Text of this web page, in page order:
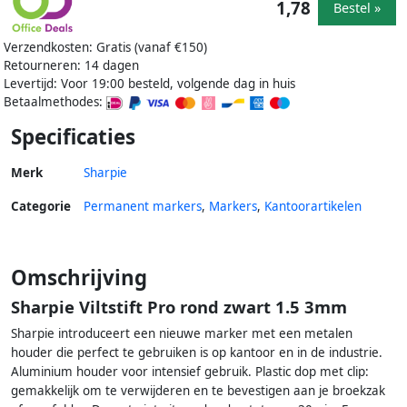
Verzendkosten: Gratis (vanaf €150)
Retourneren: 14 dagen
Levertijd: Voor 19:00 besteld, volgende dag in huis
Betaalmethodes:
1,78 Bestel »
Specificaties
Merk Sharpie
Categorie Permanent markers, Markers, Kantoorartikelen
Omschrijving
Sharpie Viltstift Pro rond zwart 1.5 3mm
Sharpie introduceert een nieuwe marker met een metalen
houder die perfect te gebruiken is op kantoor en in de industrie.
Aluminium houder voor intensief gebruik. Plastic dop met clip:
gemakkelijk om te verwijderen en te bevestigen aan je broekzak